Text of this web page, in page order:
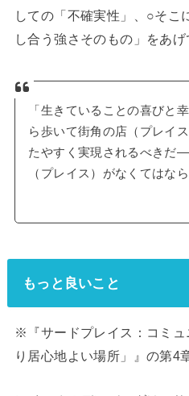
しての「不確実性」、○そこ
し合う強さそのもの」をあげ
「生きていることの喜びと
ら歩いて街角の店（プレイ
たやすく実現されるべきだ
（プレイス）がなくてはなら
もっと良いこと
※『サードプレイス：コミュ
り居心地よい場所」』の第4